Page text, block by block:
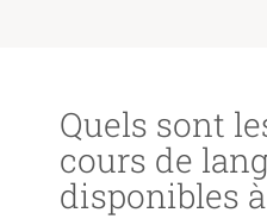
Quels sont
cours de
disponibles